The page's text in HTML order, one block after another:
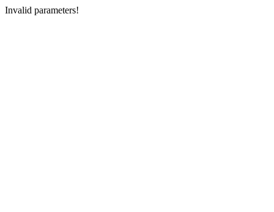
Invalid parameters!